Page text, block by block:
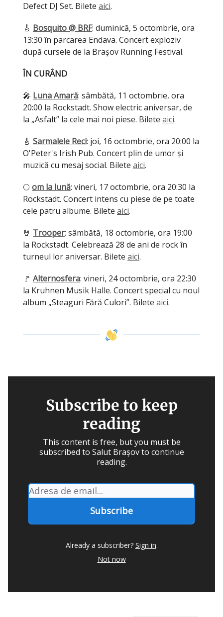
Defect DJ Set. Bilete aici.
🎸 Bosquito @ BRF: duminică, 5 octombrie, ora
13:30 în parcarea Endava. Concert exploziv
după cursele de la Brașov Running Festival.
ÎN CURÂND
🎤 Luna Amară: sâmbătă, 11 octombrie, ora
20:00 la Rockstadt. Show electric aniversar, de
la „Asfalt” la cele mai noi piese. Bilete aici.
🎸 Sarmalele Reci: joi, 16 octombrie, ora 20:00 la
O'Peter's Irish Pub. Concert plin de umor și
muzică cu mesaj social. Bilete aici.
🌕 om la lună: vineri, 17 octombrie, ora 20:30 la
Rockstadt. Concert intens cu piese de pe toate
cele patru albume. Bilete aici.
🤘 Trooper: sâmbătă, 18 octombrie, ora 19:00
la Rockstadt. Celebrează 28 de ani de rock în
turneul lor aniversar. Bilete aici.
🚩 Alternosfera: vineri, 24 octombrie, ora 22:30
la Kruhnen Musik Halle. Concert special cu noul
album „Steaguri Fără Culori”. Bilete aici.
Subscribe to keep
reading
This content is free, but you must be
subscribed to Salut Brașov to continue
reading.
Already a subscriber? Sign in.
Not now